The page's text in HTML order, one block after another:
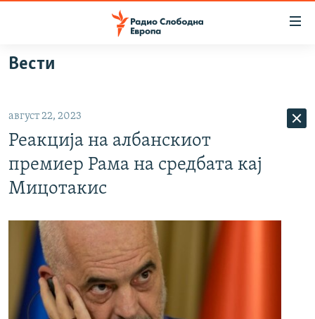
Оди
на
главната
навигација
Премини
на
ВИЗУЕЛНО
ШТО ТРЕБА ДА ЗНАЕТЕ
ПОДКАСТ ЗОШТО?
СЛЕДЕТЕ НЕ
Вести
август 22, 2023
Реакција на албанскиот
премиер Рама на средбата кај
Мицотакис